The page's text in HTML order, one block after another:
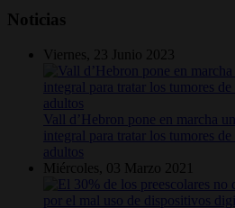
Noticias
Viernes, 23 Junio 2023
Vall d’Hebron pone en marcha
integral para tratar los tumores
adultos
Miércoles, 03 Marzo 2021